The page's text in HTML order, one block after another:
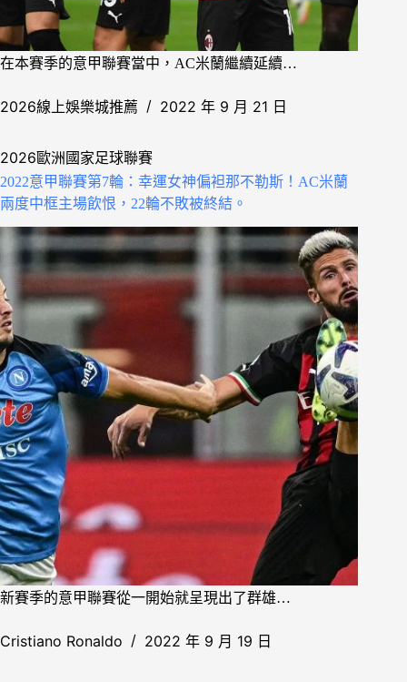
在本賽季的意甲聯賽當中，AC米蘭繼續延續…
2026線上娛樂城推薦 2022 年 9 月 21 日
2026歐洲國家足球聯賽
2022意甲聯賽第7輪：幸運女神偏袒那不勒斯！AC米蘭
兩度中框主場飲恨，22輪不敗被終結。
新賽季的意甲聯賽從一開始就呈現出了群雄…
Cristiano Ronaldo 2022 年 9 月 19 日